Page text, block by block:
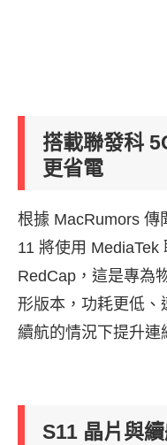
搭載聯發科
更省電
根據 MacRumors 傳
11 將使用 MediaTek
RedCap，這是專為
形版本，功耗更低、
續航的情況下提升連
S11 晶片與